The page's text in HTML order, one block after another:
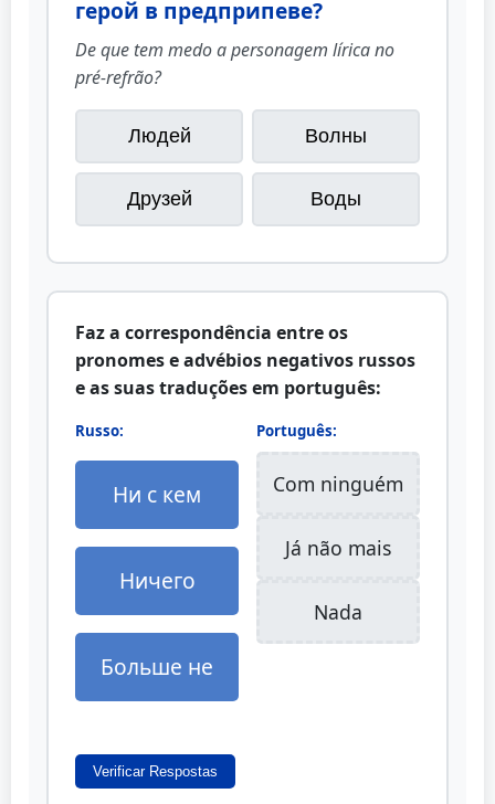
герой в предприпеве?
De que tem medo a personagem lírica no
pré-refrão?
Людей Волны
Друзей Воды
Faz a correspondência entre os
pronomes e advébios negativos russos
e as suas traduções em português:
Russo:
Ни с кем
Ничего
Больше не
Português:
Com ninguém
Já não mais
Nada
Verificar Respostas